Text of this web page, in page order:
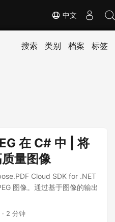
中文
搜索 类别 档案 标签
在 C# 中 | 将
量图像
Cloud SDK for .NET
图像。通过基于图像的输出
2 分钟